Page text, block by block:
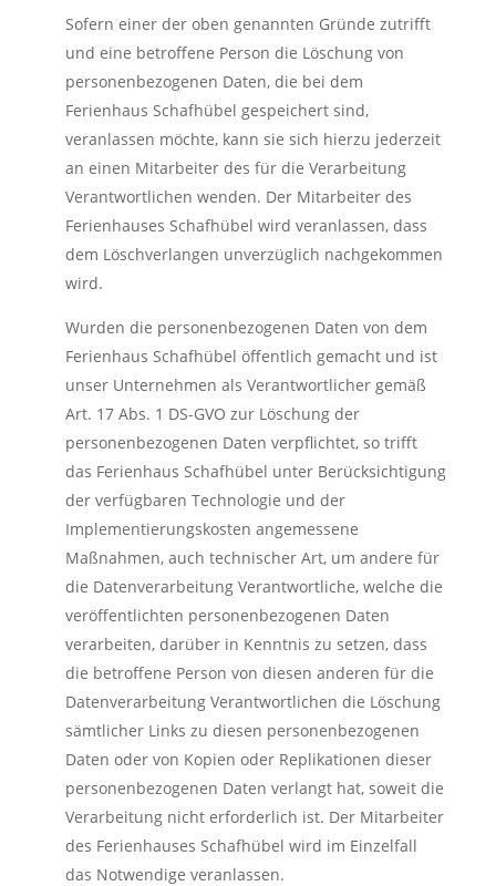
Sofern einer der oben genannten Gründe zutrifft
und eine betroffene Person die Löschung von
personenbezogenen Daten, die bei dem
Ferienhaus Schafhübel gespeichert sind,
veranlassen möchte, kann sie sich hierzu jederzeit
an einen Mitarbeiter des für die Verarbeitung
Verantwortlichen wenden. Der Mitarbeiter des
Ferienhauses Schafhübel wird veranlassen, dass
dem Löschverlangen unverzüglich nachgekommen
wird.
Wurden die personenbezogenen Daten von dem
Ferienhaus Schafhübel öffentlich gemacht und ist
unser Unternehmen als Verantwortlicher gemäß
Art. 17 Abs. 1 DS-GVO zur Löschung der
personenbezogenen Daten verpflichtet, so trifft
das Ferienhaus Schafhübel unter Berücksichtigung
der verfügbaren Technologie und der
Implementierungskosten angemessene
Maßnahmen, auch technischer Art, um andere für
die Datenverarbeitung Verantwortliche, welche die
veröffentlichten personenbezogenen Daten
verarbeiten, darüber in Kenntnis zu setzen, dass
die betroffene Person von diesen anderen für die
Datenverarbeitung Verantwortlichen die Löschung
sämtlicher Links zu diesen personenbezogenen
Daten oder von Kopien oder Replikationen dieser
personenbezogenen Daten verlangt hat, soweit die
Verarbeitung nicht erforderlich ist. Der Mitarbeiter
des Ferienhauses Schafhübel wird im Einzelfall
das Notwendige veranlassen.